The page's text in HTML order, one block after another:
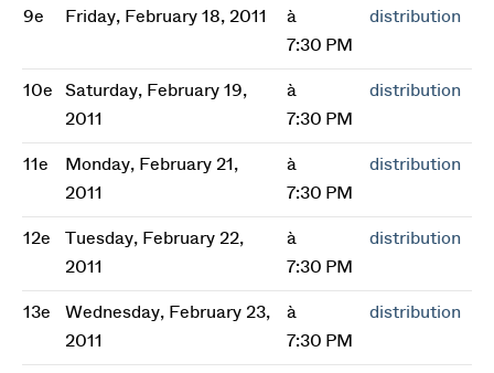
9e Friday, February 18, 2011
à
7:30 PM
distribution
10e
Saturday, February 19,
2011
à
7:30 PM
distribution
11e
Monday, February 21,
2011
à
7:30 PM
distribution
12e
Tuesday, February 22,
2011
à
7:30 PM
distribution
13e
Wednesday, February 23,
2011
à
7:30 PM
distribution